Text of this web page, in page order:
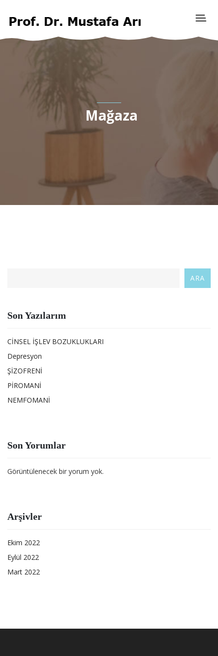
Mağaza
ARA
Son Yazılarım
CİNSEL İŞLEV BOZUKLUKLARI
Depresyon
ŞİZOFRENİ
PİROMANİ
NEMFOMANİ
Son Yorumlar
Görüntülenecek bir yorum yok.
Arşivler
Ekim 2022
Eylül 2022
Mart 2022